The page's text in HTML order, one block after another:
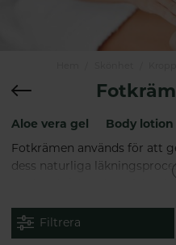
Aloe vera gel Body lotion
Fotkrämen används för att
dess naturliga
torrhet, klåda och sprickor i
regelbundet använda
en mjuk och smidig hud på
Filtrera